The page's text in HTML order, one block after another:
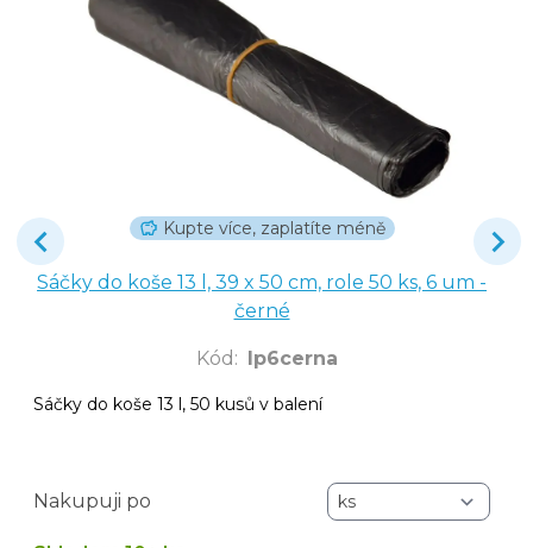
Kupte více, zaplatíte méně
Sáčky do koše 13 l, 39 x 50 cm, role 50 ks, 6 um -
černé
Kód : lp6cerna
Sáčky do koše 13 l, 50 kusů v balení
Nakupuji po